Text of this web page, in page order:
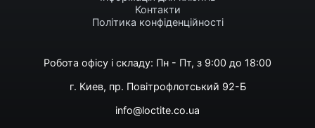
Контакти
Політика конфіденційності
Робота офісу і складу: Пн - Пт, з 9:00 до 18:00
г. Киев, пр. Повітрофлотський 92-Б
info@loctite.co.ua